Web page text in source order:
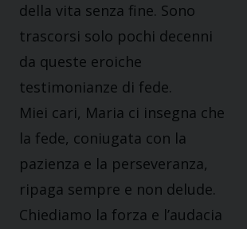
della vita senza fine. Sono
trascorsi solo pochi decenni
da queste eroiche
testimonianze di fede.
Miei cari, Maria ci insegna che
la fede, coniugata con la
pazienza e la perseveranza,
ripaga sempre e non delude.
Chiediamo la forza e l’audacia